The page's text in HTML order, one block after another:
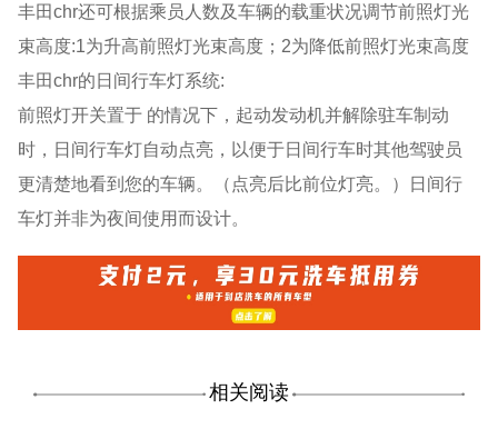
丰田chr还可根据乘员人数及车辆的载重状况调节前照灯光
束高度:1为升高前照灯光束高度；2为降低前照灯光束高度
丰田chr的日间行车灯系统:
前照灯开关置于 的情况下，起动发动机并解除驻车制动
时，日间行车灯自动点亮，以便于日间行车时其他驾驶员
更清楚地看到您的车辆。（点亮后比前位灯亮。）日间行
车灯并非为夜间使用而设计。
相关阅读